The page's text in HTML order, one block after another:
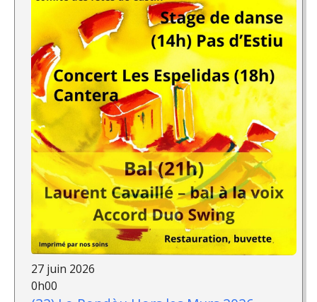
27 juin 2026
0h00